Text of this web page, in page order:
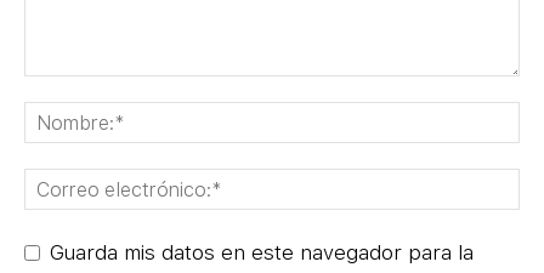
Guarda mis datos en este navegador para la